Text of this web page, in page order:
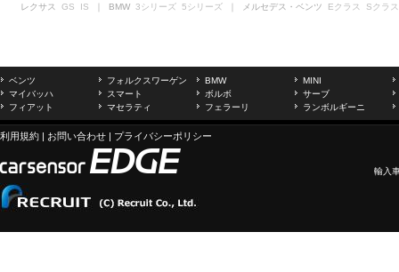
レクサス GS IS ｜ BMW 3シリーズ 5シリーズ ｜ メルセデス・ベンツ Eクラス Sクラス
ベンツ フォルクスワーゲン BMW
MINI
マイバッハ
スマート ボルボ
サーブ
フィアット
マセラティ フェラーリ ランボルギーニ
利用規約 | お問い合わせ | プライバシーポリシー
輸入